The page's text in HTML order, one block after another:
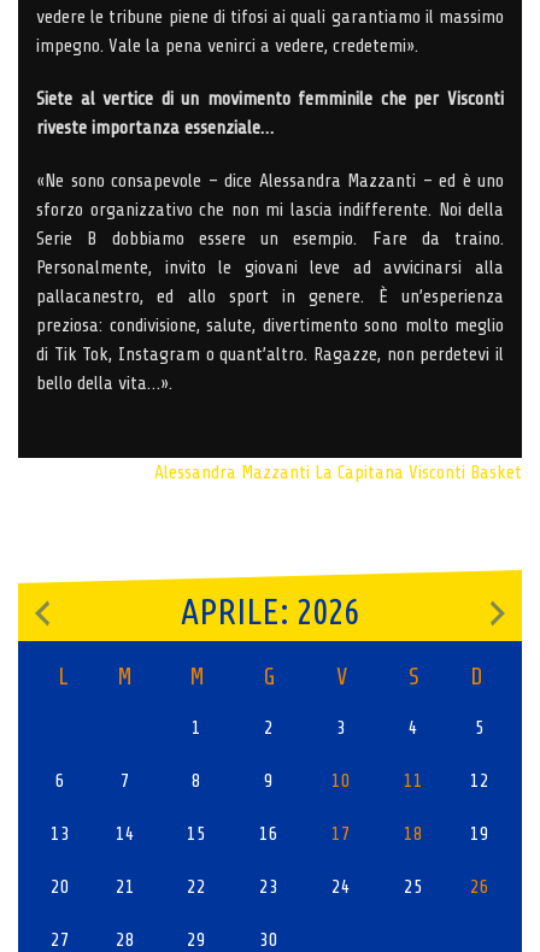
vedere le tribune piene di tifosi ai quali garantiamo il massimo
impegno. Vale la pena venirci a vedere, credetemi».
Siete al vertice di un movimento femminile che per Visconti
riveste importanza essenziale…
«Ne sono consapevole – dice Alessandra Mazzanti – ed è uno
sforzo organizzativo che non mi lascia indifferente. Noi della
Serie B dobbiamo essere un esempio. Fare da traino.
Personalmente, invito le giovani leve ad avvicinarsi alla
pallacanestro, ed allo sport in genere. È un’esperienza
preziosa: condivisione, salute, divertimento sono molto meglio
di Tik Tok, Instagram o quant’altro. Ragazze, non perdetevi il
bello della vita…».
Alessandra Mazzanti La Capitana Visconti Basket
APRILE: 2026
L M M G V S D
1 2 3 4 5
6 7 8 9 10 11 12
13 14 15 16 17 18 19
20 21 22 23 24 25 26
27 28 29 30